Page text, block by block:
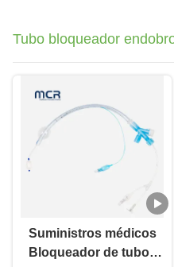
clínicas
Tubo bloqueador
Suministros médicos
Bloqueador de tubos